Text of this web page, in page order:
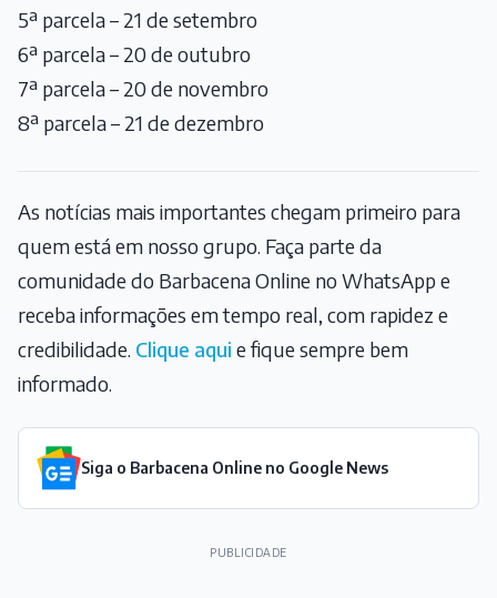
5ª parcela – 21 de setembro
6ª parcela – 20 de outubro
7ª parcela – 20 de novembro
8ª parcela – 21 de dezembro
As notícias mais importantes chegam primeiro para
quem está em nosso grupo. Faça parte da
comunidade do Barbacena Online no WhatsApp e
receba informações em tempo real, com rapidez e
credibilidade. Clique aqui e fique sempre bem
informado.
Siga o Barbacena Online no Google News
PUBLICIDADE